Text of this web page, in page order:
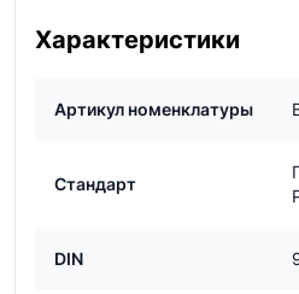
Характеристики
Артикул номенклатуры
Стандарт
DIN